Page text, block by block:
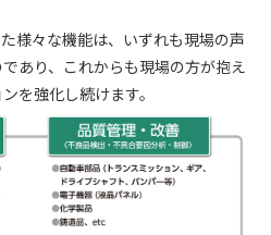
様々な機能は、いずれも現場の声
あり、これからも現場の方が抱え
を強化し続けます。